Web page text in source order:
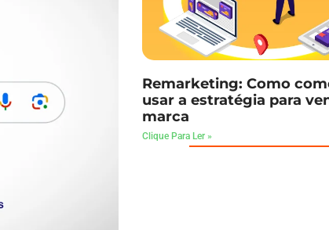
Remarketing: Como
usar a estratégia para
marca
Clique Para Ler »